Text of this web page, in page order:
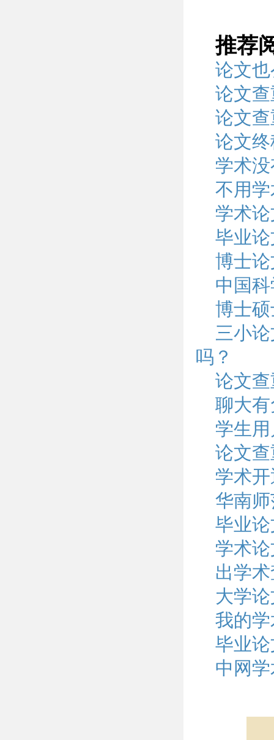
推荐
论文
论文
论文
论文
学术
不用
学术
毕业
博士
中国
博士
三小
吗？
论文
聊大
学生
论文
学术
华南
毕业
学术
出学
大学
我的
毕业
中网